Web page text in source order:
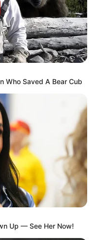
είναι ένας
ψευδαίσθηση της
Who Saved A Bear Cub
Up — See Her Now!